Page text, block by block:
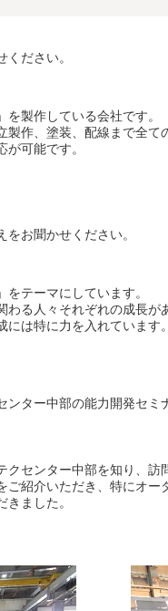
ださい。
製作している会社です。
作、塗装、配線まで全て
可能です。
お聞かせください。
をテーマにしています。
わる人々それぞれの成長
は特に力を入れています。
ンター中部の能力開発セ
クセンター中部を知り、
ご紹介いただき、特にオ
ました。